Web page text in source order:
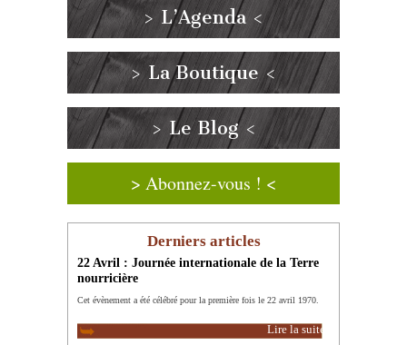
> L’Agenda <
> La Boutique <
> Le Blog <
> Abonnez-vous ! <
Derniers articles
22 Avril : Journée internationale de la Terre
nourricière
Cet évènement a été célébré pour la première fois le 22 avril 1970.
Lire la suite